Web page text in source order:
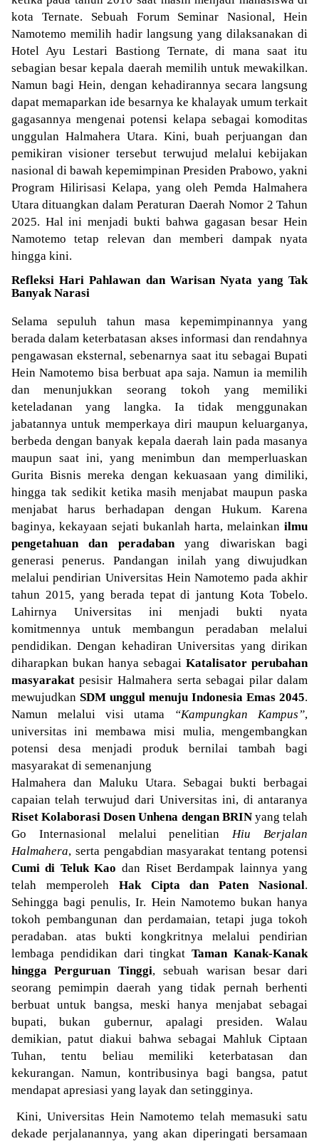
kota Ternate. Sebuah Forum Seminar Nasional, Hein
Namotemo memilih hadir langsung yang dilaksanakan di
Hotel Ayu Lestari Bastiong Ternate, di mana saat itu
sebagian besar kepala daerah memilih untuk mewakilkan.
Namun bagi Hein, dengan kehadirannya secara langsung
dapat memaparkan ide besarnya ke khalayak umum terkait
gagasannya mengenai potensi kelapa sebagai komoditas
unggulan Halmahera Utara. Kini, buah perjuangan dan
pemikiran visioner tersebut terwujud melalui kebijakan
nasional di bawah kepemimpinan Presiden Prabowo, yakni
Program Hilirisasi Kelapa, yang oleh Pemda Halmahera
Utara dituangkan dalam Peraturan Daerah Nomor 2 Tahun
2025. Hal ini menjadi bukti bahwa gagasan besar Hein
Namotemo tetap relevan dan memberi dampak nyata
hingga kini.
Refleksi Hari Pahlawan dan Warisan Nyata yang Tak
Banyak Narasi
Selama sepuluh tahun masa kepemimpinannya yang
berada dalam keterbatasan akses informasi dan rendahnya
pengawasan eksternal, sebenarnya saat itu sebagai Bupati
Hein Namotemo bisa berbuat apa saja. Namun ia memilih
dan menunjukkan seorang tokoh yang memiliki
keteladanan yang langka. Ia tidak menggunakan
jabatannya untuk memperkaya diri maupun keluarganya,
berbeda dengan banyak kepala daerah lain pada masanya
maupun saat ini, yang menimbun dan memperluaskan
Gurita Bisnis mereka dengan kekuasaan yang dimiliki,
hingga tak sedikit ketika masih menjabat maupun paska
menjabat harus berhadapan dengan Hukum. Karena
baginya, kekayaan sejati bukanlah harta, melainkanilmu
pengetahuan dan peradabanyang diwariskan bagi
generasi penerus. Pandangan inilah yang diwujudkan
melalui pendirian Universitas Hein Namotemo pada akhir
tahun 2015, yang berada tepat di jantung Kota Tobelo.
Lahirnya Universitas ini menjadi bukti nyata
komitmennya untuk membangun peradaban melalui
pendidikan. Dengan kehadiran Universitas yang dirikan
diharapkan bukan hanya sebagaiKatalisator perubahan
masyarakatpesisir Halmahera serta sebagai pilar dalam
mewujudkan SDM unggul menuju Indonesia Emas 2045.
Namun melalui visi utama “Kampungkan Kampus”,
universitas ini membawa misi mulia, mengembangkan
potensi desa menjadi produk bernilai tambah bagi
masyarakat di semenanjung
Halmahera dan Maluku Utara. Sebagai bukti berbagai
capaian telah terwujud dari Universitas ini, di antaranya
Riset Kolaborasi Dosen Unhena dengan BRINyang telah
Go Internasional melalui penelitian Hiu Berjalan
Halmahera, serta pengabdian masyarakat tentang potensi
Cumi di Teluk Kao dan Riset Berdampak lainnya yang
telah memperoleh Hak Cipta dan Paten Nasional.
Sehingga bagi penulis, Ir. Hein Namotemo bukan hanya
tokoh pembangunan dan perdamaian, tetapi juga tokoh
peradaban. atas bukti kongkritnya melalui pendirian
lembaga pendidikan dari tingkatTaman Kanak-Kanak
hingga Perguruan Tinggi, sebuah warisan besar dari
seorang pemimpin daerah yang tidak pernah berhenti
berbuat untuk bangsa, meski hanya menjabat sebagai
bupati, bukan gubernur, apalagi presiden. Walau
demikian, patut diakui bahwa sebagai Mahluk Ciptaan
Tuhan, tentu beliau memiliki keterbatasan dan
kekurangan. Namun, kontribusinya bagi bangsa, patut
mendapat apresiasi yang layak dan setingginya.
Kini, Universitas Hein Namotemo telah memasuki satu
dekade perjalanannya, yang akan diperingati bersamaan